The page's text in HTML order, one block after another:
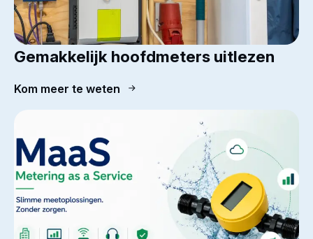
Gemakkelijk hoofdmeters uitlezen
Kom meer te weten